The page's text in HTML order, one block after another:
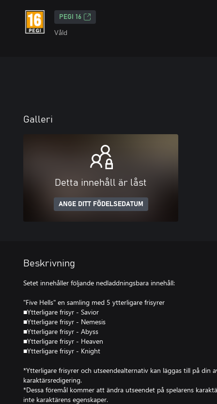
PEGI 16
Våld
Galleri
Detta innehåll är låst
ANGE DITT FÖDELSEDATUM
Beskrivning
Setet innehåller följande nedladdningsbara innehåll:
"Five Hells" en samling med 5 ytterligare frisyrer
■Ytterligare frisyr - Savior
■Ytterligare frisyr - Nemesis
■Ytterligare frisyr - Abyss
■Ytterligare frisyr - Heaven
■Ytterligare frisyr - Knight
*Ytterligare frisyrer och utseendealternativ kan läggas till på din
karaktärsredigering.
*Dessa föremål kommer att ändra utseendet på spelarens
inte karaktärens egenskaper.